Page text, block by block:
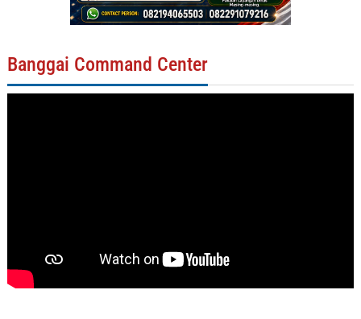
Banggai Command Center